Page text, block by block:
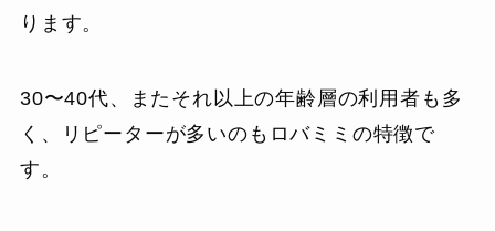
ります。
30〜40代、またそれ以上の年齢層の利用者も多
く、リピーターが多いのもロバミミの特徴で
す。